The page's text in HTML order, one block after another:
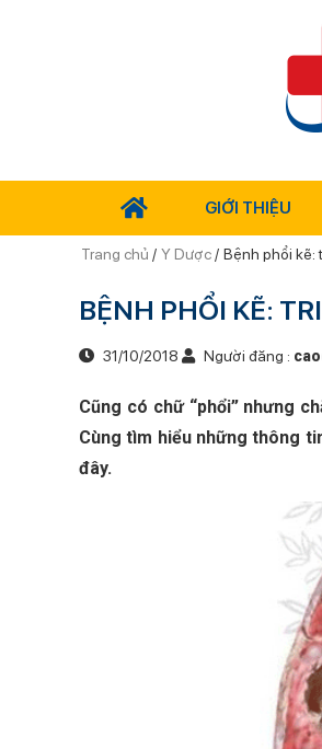
GIỚI THIỆU
Trang chủ / Y Dược/ Bệnh phổi kẽ:
BỆNH PHỔI KẼ:
31/10/2018 Người đăng :
Cũng có chữ “phổi” nhưng
Cùng tìm hiểu những thông
đây.